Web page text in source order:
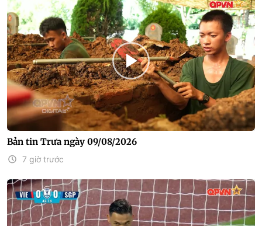
Bản tin Trưa ngày 09/08/2026
7 giờ trước